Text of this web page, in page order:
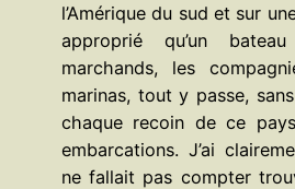
l’Amérique du sud et sur
approprié qu’un
marchands, les
marinas, tout y passe,
chaque recoin de ce
embarcations. J’ai
ne fallait pas compter